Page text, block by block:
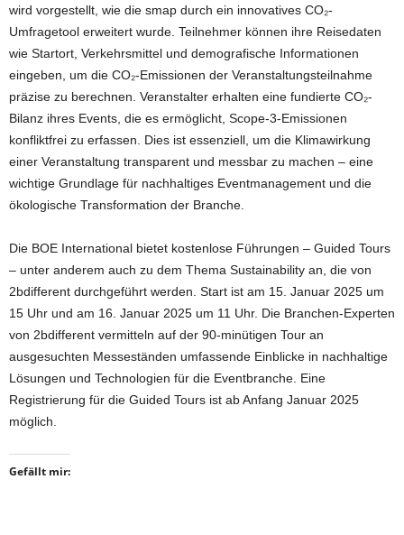
wird vorgestellt, wie die smap durch ein innovatives CO₂-
Umfragetool erweitert wurde. Teilnehmer können ihre Reisedaten
wie Startort, Verkehrsmittel und demografische Informationen
eingeben, um die CO₂-Emissionen der Veranstaltungsteilnahme
präzise zu berechnen. Veranstalter erhalten eine fundierte CO₂-
Bilanz ihres Events, die es ermöglicht, Scope-3-Emissionen
konfliktfrei zu erfassen. Dies ist essenziell, um die Klimawirkung
einer Veranstaltung transparent und messbar zu machen – eine
wichtige Grundlage für nachhaltiges Eventmanagement und die
ökologische Transformation der Branche.
Die BOE International bietet kostenlose Führungen – Guided Tours
– unter anderem auch zu dem Thema Sustainability an, die von
2bdifferent durchgeführt werden. Start ist am 15. Januar 2025 um
15 Uhr und am 16. Januar 2025 um 11 Uhr. Die Branchen-Experten
von 2bdifferent vermitteln auf der 90-minütigen Tour an
ausgesuchten Messeständen umfassende Einblicke in nachhaltige
Lösungen und Technologien für die Eventbranche. Eine
Registrierung für die Guided Tours ist ab Anfang Januar 2025
möglich.
Gefällt mir: